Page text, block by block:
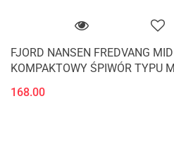
FJORD NANSEN FREDVANG
KOMPAKTOWY ŚPIWÓR TYPU
168.00